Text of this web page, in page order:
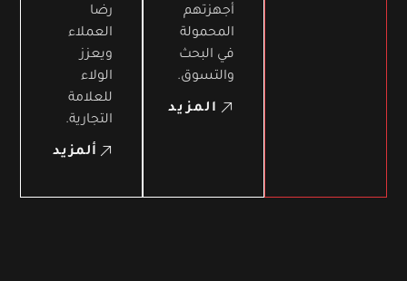
أجهزتهم
المحمولة
في البحث
والتسوق.
المزيد
رضا
العملاء
ويعزز
الولاء
للعلامة
التجارية.
ألمزيد